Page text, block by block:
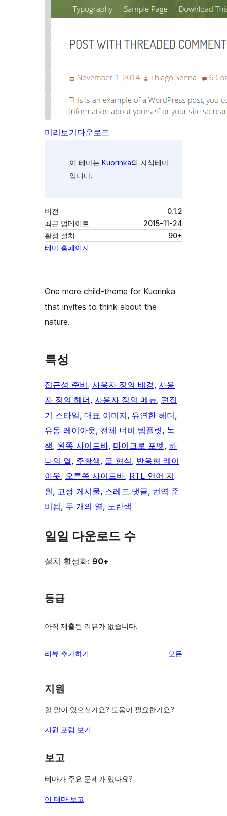
미리보기다운로드
이 테마는 Kuorinka의 자식테마
입니다.
버전
0.1.2
최근 업데이트
2015-11-24
활성 설치
90+
테마 홈페이지
One more child-theme for Kuorinka
that invites to think about the
nature.
특성
접근성 준비, 사용자 정의 배경, 사용
자 정의 헤더, 사용자 정의 메뉴, 편집
기 스타일, 대표 이미지, 유연한 헤더
유동 레이아웃, 전체 너비 템플릿, 녹
색, 왼쪽 사이드바, 마이크로 포멧, 하
나의 열, 주황색, 글 형식, 반응형 레이
아웃, 오른쪽 사이드바, RTL 언어 지
원, 고정 게시물, 스레드 댓글, 번역 준
비됨, 두 개의 열, 노란색
일일 다운로드 수
설치 활성화: 90+
등급
아직 제출된 리뷰가 없습니다.
리뷰 추가하기 모든
지원
할 말이 있으신가요? 도움이 필요한가요?
지원 포럼 보기
보고
테마가 주요 문제가 있나요?
이 테마 보고